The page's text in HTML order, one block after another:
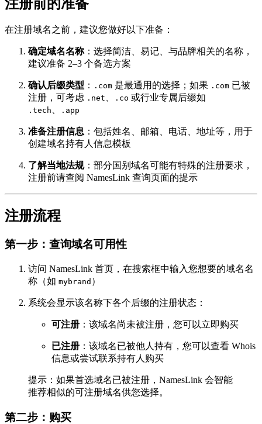
注册前的准备
在注册域名之前，建议您做好以下准备：
确定域名名称：选择简洁、易记、与品牌相关的名称，
建议准备 2–3 个备选方案
确认后缀类型 ： .com 是最通用的选择；如果 .com 已被
注册，可考虑 .net 、 .co 或行业专属后缀如
.tech 、 .app
准备注册信息 ：包括姓名、邮箱、电话、地址等，用于
创建域名持有人信息模板
了解当地法规：部分国别域名可能有特殊的注册要求，
注册前请查阅 NamesLink 查询页面的提示
注册流程
第一步：查询域名可用性
访问 NamesLink 首页，在搜索框中输入您想要的域名名
称（如 mybrand ）
系统会显示该名称下各个后缀的注册状态：
可注册 ：该域名尚未被注册，您可以立即购买
已注册 ：该域名已被他人持有，您可以查看 Whois
信息或尝试联系持有人购买
提示：如果首选域名已被注册，NamesLink 会智能
推荐相似的可注册域名供您选择。
第二步：购买